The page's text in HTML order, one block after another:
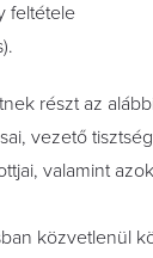
feltétele
részt az
vezető
valamint
közvetlenül